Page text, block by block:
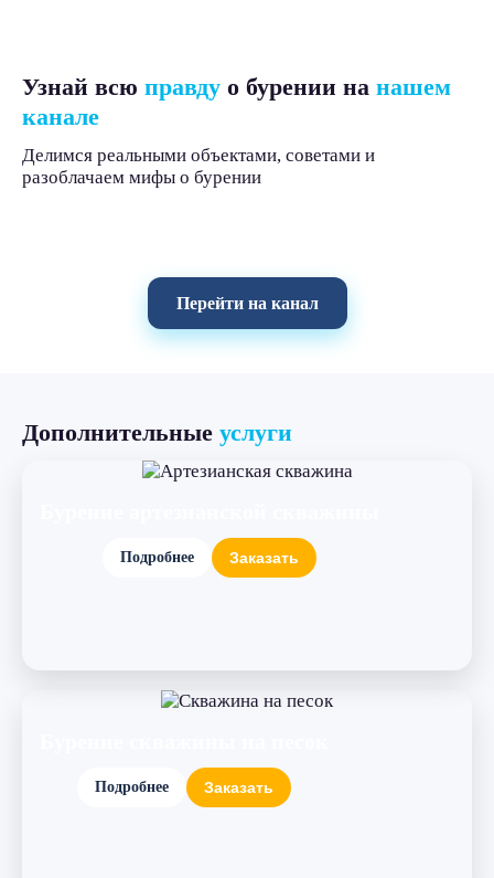
Узнай всю правду о бурении на нашем
канале
Делимся реальными объектами, советами и
разоблачаем мифы о бурении
Перейти на канал
Дополнительные услуги
Подробнее Заказать
Подробнее Заказать